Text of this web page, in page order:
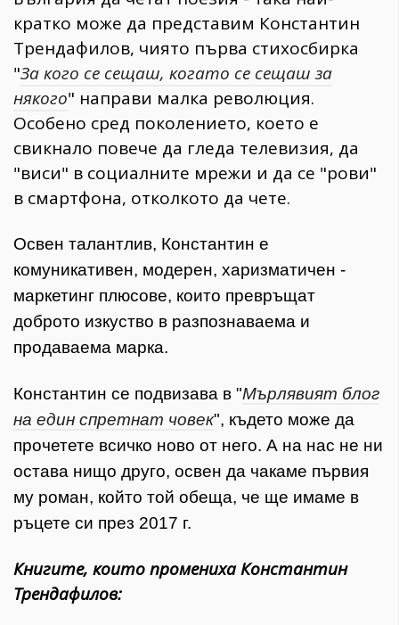
кратко може да представим Константин
Трендафилов, чиято първа стихосбирка
"За кого се сещаш, когато се сещаш за
някого" направи малка революция.
Особено сред поколението, което е
свикнало повече да гледа телевизия, да
"виси" в социалните мрежи и да се "рови"
в смартфона, отколкото да чете.
Освен талантлив, Константин е
комуникативен, модерен, харизматичен -
маркетинг плюсове, които превръщат
доброто изкуство в разпознаваема и
продаваема марка.
Константин се подвизава в "Мърлявият блог
на един спретнат човек", където може да
прочетете всичко ново от него. А на нас не ни
остава нищо друго, освен да чакаме първия
му роман, който той обеща, че ще имаме в
ръцете си през 2017 г.
Книгите, които промениха Константин
Трендафилов: